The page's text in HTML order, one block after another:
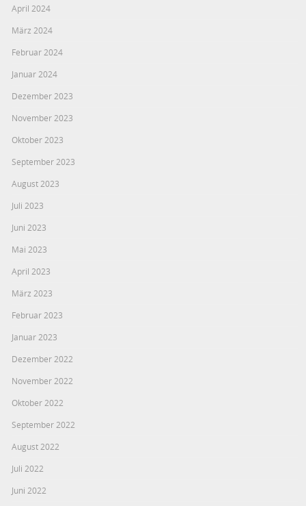
April 2024
März 2024
Februar 2024
Januar 2024
Dezember 2023
November 2023
Oktober 2023
September 2023
August 2023
Juli 2023
Juni 2023
Mai 2023
April 2023
März 2023
Februar 2023
Januar 2023
Dezember 2022
November 2022
Oktober 2022
September 2022
August 2022
Juli 2022
Juni 2022